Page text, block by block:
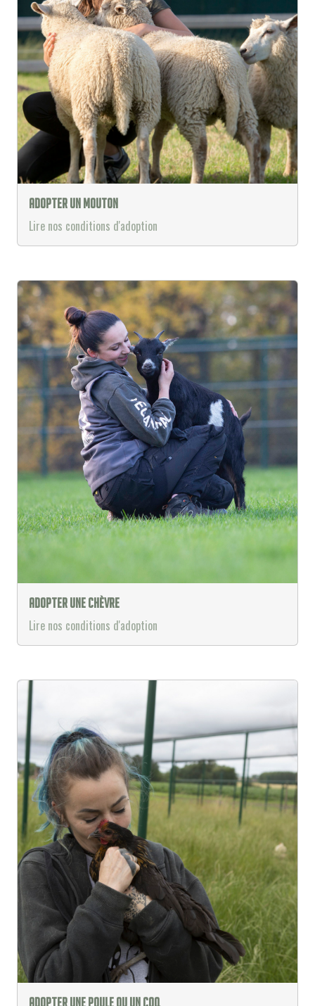
Adopter un mouton
Lire nos conditions d'adoption
Adopter une chèvre
Lire nos conditions d'adoption
Adopter une poule ou un coq